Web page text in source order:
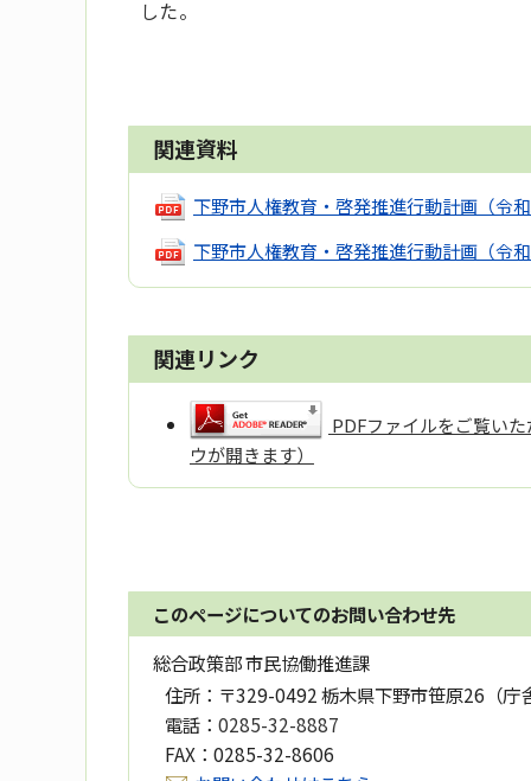
した。
関連資料
下野市人権教育・啓発推進行動計画（令和
下野市人権教育・啓発推進行動計画（令
関連リンク
PDFファイルをご覧い
ウが開きます）
このページについてのお問い合わせ先
総合政策部 市民協働推進課
住所： 〒329-0492 栃木県下野市笹原26（庁
電話： 0285-32-8887
FAX： 0285-32-8606